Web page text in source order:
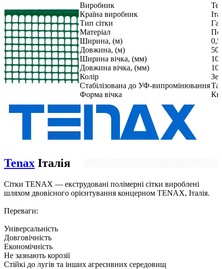
Виробник
Країна виробник
Тип сітки
Матеріал
Ширина, (м)
Довжина, (м)
Ширина вічка, (мм)
Довжина вічка, (мм)
Колір
Стабілізована до УФ-випромінювання
Форма вічка
0,5
50
10
10
Tenax Італія
Сітки TENAX — екструдовані полімерні сітки вироблені
шляхом двовісного орієнтування концерном TENAX, Італія.
Переваги:
Універсальність
Довговічність
Економічність
Не зазнають корозії
Стійкі до лугів та інших агресивних середовищ